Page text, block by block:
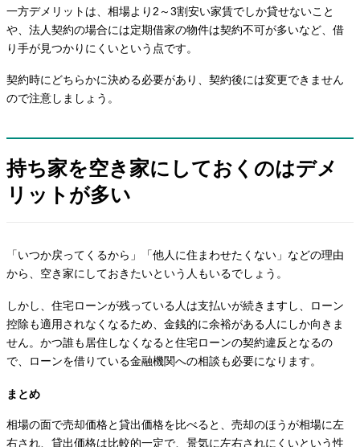
一方デメリットは、相場より2～3割安い家賃でしか貸せないこと
や、法人契約の場合には定期借家の物件は契約不可が多いなど、借
り手が見つかりにくいという点です。
契約時にどちらかに決める必要があり、契約後には変更できません
ので注意しましょう。
持ち家を空き家にしておくのはデメ
リットが多い
「いつか戻ってくるから」「他人に住まわせたくない」などの理由
から、空き家にしておきたいという人もいるでしょう。
しかし、住宅ローンが残っている人は支払いが続きますし、ローン
控除も適用されなくなるため、金銭的に余裕がある人にしか向きま
せん。かつ誰も居住しなくなると住宅ローンの契約違反となるの
で、ローンを借りている金融機関への相談も必要になります。
まとめ
相場の面で売却価格と貸出価格を比べると、売却のほうが相場に左
右され、貸出価格は比較的一定で、景気に左右されにくいという性